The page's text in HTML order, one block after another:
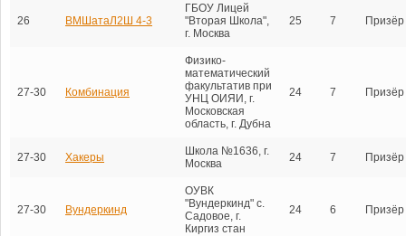
26 ВМШатаЛ2Ш 4-3
ГБОУ Лицей
"Вторая Школа",
г. Москва
25 7 Призёр
27-30 Комбинация
Физико-
математический
факультатив при
УНЦ ОИЯИ, г.
Московская
область, г. Дубна
24 7 Призёр
27-30 Хакеры
Школа №1636, г.
Москва
24 7 Призёр
27-30 Вундеркинд
ОУВК
"Вундеркинд" с.
Садовое, г.
Киргиз стан
24 6 Призёр